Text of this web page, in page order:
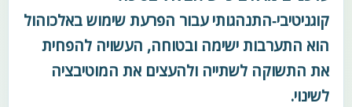
קוגניטיבי‑התנהגותי עבור הפרעת שימוש באלכוהול
הוא התערבות ישימה ובטוחה, העשויה להפחית
את התשוקה לשתייה ולהעצים את המוטיבציה
לשינוי.